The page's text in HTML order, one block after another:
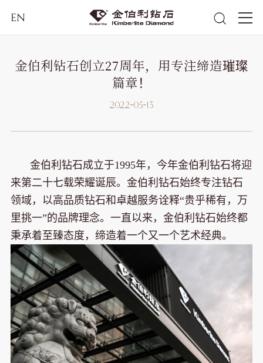
EN
金伯利钻石创立27周年，用专注缔造璀璨
篇章！
2022-05-13
金伯利钻石成立于1995年，今年金伯利钻石将迎
来第二十七载荣耀诞辰。金伯利钻石始终专注钻石
领域，以高品质钻石和卓越服务诠释“贵乎稀有，万
里挑一”的品牌理念。一直以来，金伯利钻石始终都
秉承着至臻态度，缔造着一个又一个艺术经典。